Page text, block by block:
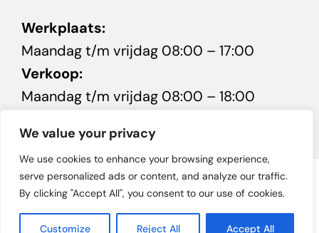
We value your privacy
We use cookies to enhance your browsing experience,
serve personalized ads or content, and analyze our traffic.
By clicking "Accept All", you consent to our use of cookies.
Customize Reject All Accept All
Werkplaats:
Maandag t/m vrijdag 08:00 – 17:00
Verkoop:
Maandag t/m vrijdag 08:00 – 18:00
© 2026 • Autobedrijf Minnaard in Kuinre • Powered byGW